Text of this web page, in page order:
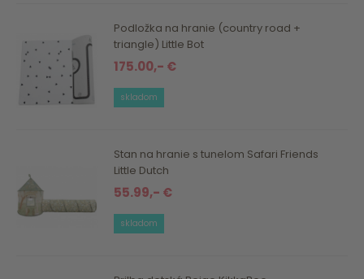
Podložka na hranie (country road +
triangle) Little Bot
175.00,- €
skladom
Stan na hranie s tunelom Safari Friends
Little Dutch
55.99,- €
skladom